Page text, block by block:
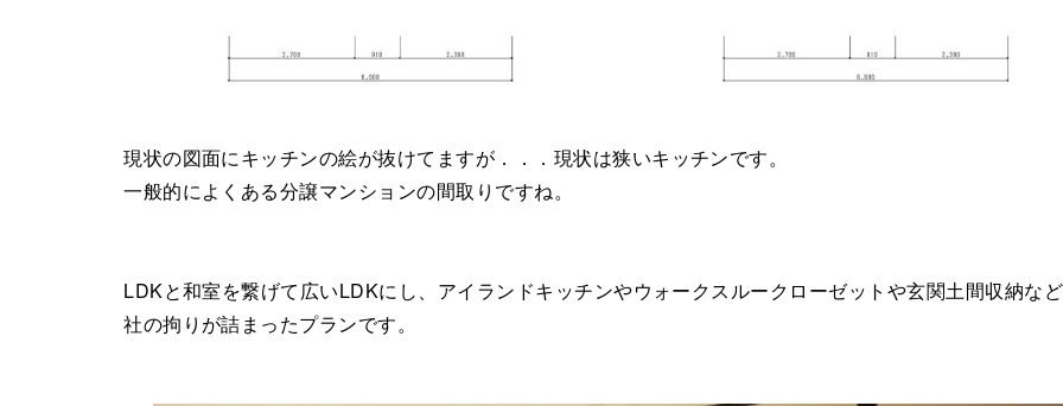
現状の図面にキッチンの絵が抜けてますが．．．現状は狭いキッチンです。
一般的によくある分譲マンションの間取りですね。
LDKと和室を繋げて広いLDKにし、アイランドキッチンやウォークスルークローゼットや玄関土間収納な
社の拘りが詰まったプランです。